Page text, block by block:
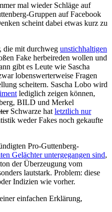
mal wieder Schläge auf
Gruppen auf Facebook
scheint dabei etwas kurz zu
die mit durchweg unstichhaltigen
Fake herbeireden wollen und
gibt es Leute wie Sascha
lobenswerterweise Fragen
scheitern. Sascha Lobo wird
lediglich zeigen können,
BILD und Merkel
Schwarze hat letztlich nur
weder Fakes noch gekaufte
Pro-Guttenberg-
Gelächter untergegangen sind,
der Überzeugung vom
lautstark. Problem: diese
Indizien wie vorher.
einfachen Erklärung,